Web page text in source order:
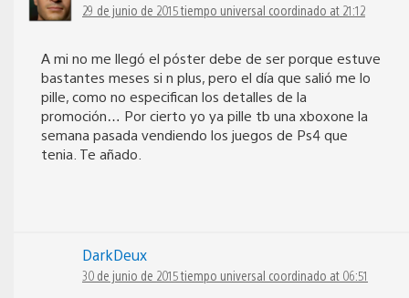
29 de junio de 2015 tiempo universal coordinado at 21:12
A mi no me llegó el póster debe de ser porque estuve
bastantes meses si n plus, pero el día que salió me lo
pille, como no especifican los detalles de la
promoción… Por cierto yo ya pille tb una xboxone la
semana pasada vendiendo los juegos de Ps4 que
tenia. Te añado.
DarkDeux
30 de junio de 2015 tiempo universal coordinado at 06:51